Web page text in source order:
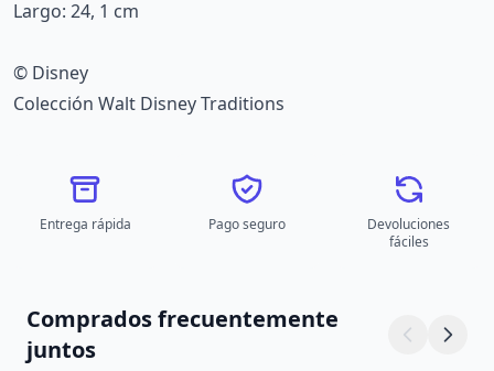
Largo: 24, 1 cm
© Disney
Colección Walt Disney Traditions
Entrega rápida Pago seguro
Devoluciones
fáciles
Comprados frecuentemente
juntos